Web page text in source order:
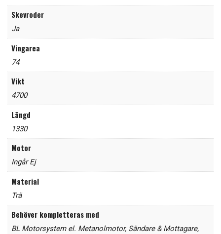
Skevroder
Ja
Vingarea
74
Vikt
4700
Längd
1330
Motor
Ingår Ej
Material
Trä
Behöver kompletteras med
BL Motorsystem el. Metanolmotor, Sändare & Mottagare,